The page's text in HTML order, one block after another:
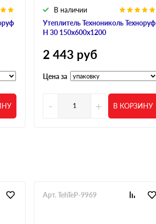
Утеплитель Технониколь Техноруф
Н 30 150х600х1200
В наличии
2 443 руб
Цена за
- + В КОРЗИНУ
Арт. TehTeP-9969